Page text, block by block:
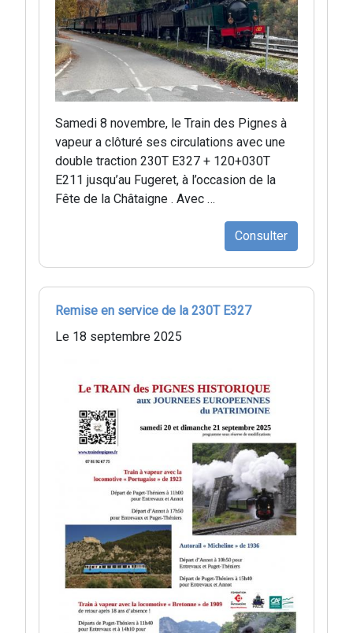
Samedi 8 novembre, le Train des Pignes à
vapeur a clôturé ses circulations avec une
double traction 230T E327 + 120+030T
E211 jusqu’au Fugeret, à l’occasion de la
Fête de la Châtaigne . Avec …
Consulter
Remise en service de la 230T E327
Le 18 septembre 2025